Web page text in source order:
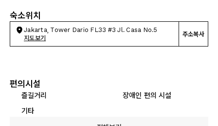
숙소위치
Jakarta, Tower Dario FL33 #3 Jl. Casa No.5
지도보기
주소복사
편의시설
즐길거리
장애인 편의 시설
기타